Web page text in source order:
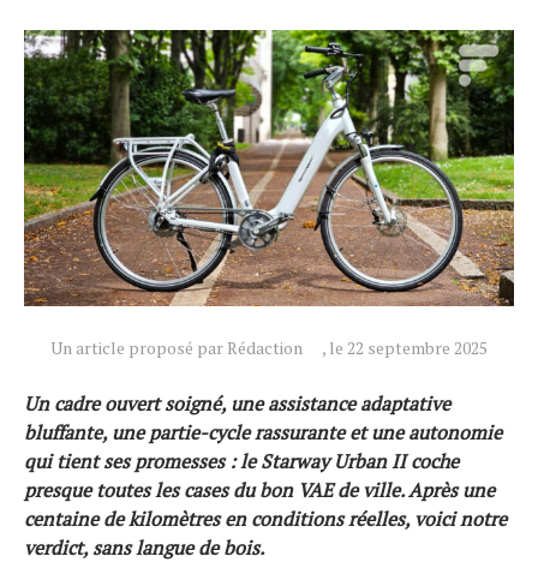
Un article proposé par Rédaction , le 22 septembre 2025
Un cadre ouvert soigné, une assistance adaptative
bluffante, une partie-cycle rassurante et une autonomie
qui tient ses promesses : le Starway Urban II coche
presque toutes les cases du bon VAE de ville. Après une
centaine de kilomètres en conditions réelles, voici notre
verdict, sans langue de bois.